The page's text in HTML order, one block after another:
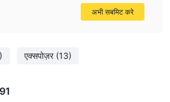
एक्सपोज़र (13)
अभी सबमिट करे